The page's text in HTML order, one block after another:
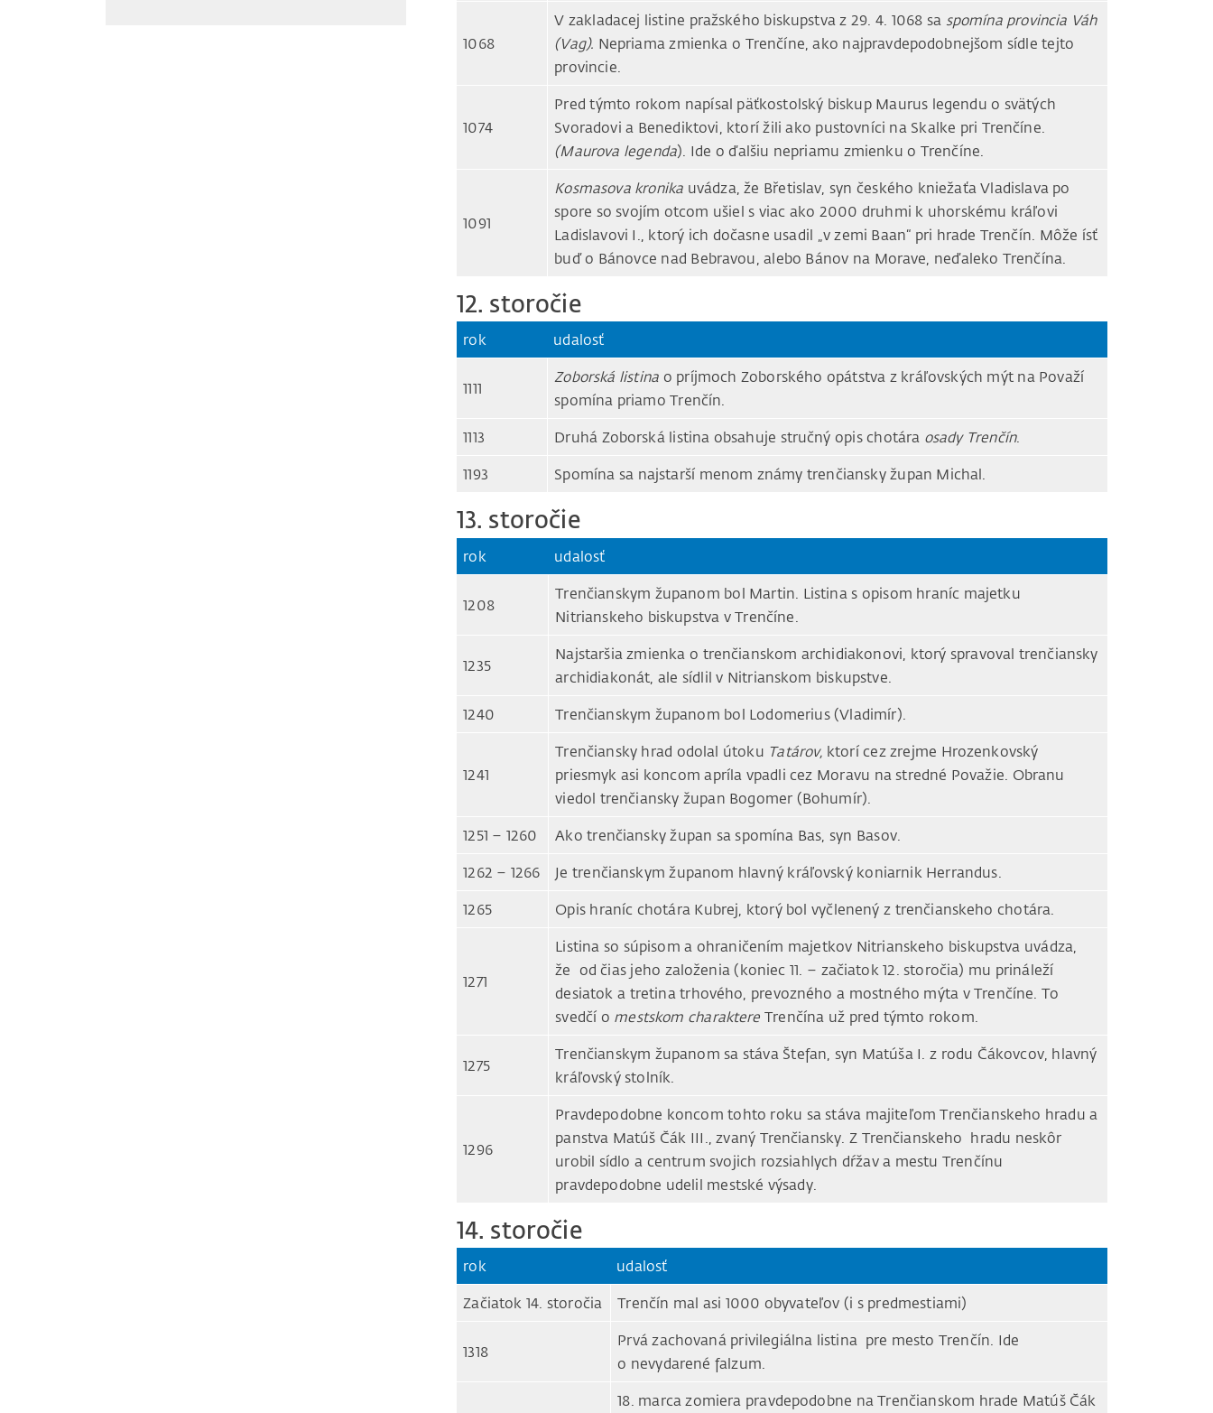
1068
V zakladacej listine pražského biskupstva z 29. 4. 1068 sa spomína provincia Váh
(Vag). Nepriama zmienka o Trenčíne, ako najpravdepodobnejšom sídle tejto
provincie.
1074
Pred týmto rokom napísal päťkostolský biskup Maurus legendu o svätých
Svoradovi a Benediktovi, ktorí žili ako pustovníci na Skalke pri Trenčíne.
(Maurova legenda). Ide o ďalšiu nepriamu zmienku o Trenčíne.
1091
Kosmasova kronika uvádza, že Břetislav, syn českého kniežaťa Vladislava po
spore so svojím otcom ušiel s viac ako 2000 druhmi k uhorskému kráľovi
Ladislavovi I., ktorý ich dočasne usadil „v zemi Baan“ pri hrade Trenčín. Môže ísť
buď o Bánovce nad Bebravou, alebo Bánov na Morave, neďaleko Trenčína.
12. storočie
rok udalosť
1111
Zoborská listina o príjmoch Zoborského opátstva z kráľovských mýt na Považí
spomína priamo Trenčín.
1113 Druhá Zoborská listina obsahuje stručný opis chotára osady Trenčín.
1193 Spomína sa najstarší menom známy trenčiansky župan Michal.
13. storočie
rok udalosť
1208
Trenčianskym županom bol Martin. Listina s opisom hraníc majetku
Nitrianskeho biskupstva v Trenčíne.
1235
Najstaršia zmienka o trenčianskom archidiakonovi, ktorý spravoval trenčiansky
archidiakonát, ale sídlil v Nitrianskom biskupstve.
1240 Trenčianskym županom bol Lodomerius (Vladimír).
1241
Trenčiansky hrad odolal útoku Tatárov, ktorí cez zrejme Hrozenkovský
priesmyk asi koncom apríla vpadli cez Moravu na stredné Považie. Obranu
viedol trenčiansky župan Bogomer (Bohumír).
1251 – 1260 Ako trenčiansky župan sa spomína Bas, syn Basov.
1262 – 1266 Je trenčianskym županom hlavný kráľovský koniarnik Herrandus.
1265 Opis hraníc chotára Kubrej, ktorý bol vyčlenený z trenčianskeho chotára.
1271
Listina so súpisom a ohraničením majetkov Nitrianskeho biskupstva uvádza,
že od čias jeho založenia (koniec 11. – začiatok 12. storočia) mu prináleží
desiatok a tretina trhového, prevozného a mostného mýta v Trenčíne. To
svedčí o mestskom charaktere Trenčína už pred týmto rokom.
1275
Trenčianskym županom sa stáva Štefan, syn Matúša I. z rodu Čákovcov, hlavný
kráľovský stolník.
1296
Pravdepodobne koncom tohto roku sa stáva majiteľom Trenčianskeho hradu a
panstva Matúš Čák III., zvaný Trenčiansky. Z Trenčianskeho hradu neskôr
urobil sídlo a centrum svojich rozsiahlych dŕžav a mestu Trenčínu
pravdepodobne udelil mestské výsady.
14. storočie
rok udalosť
Začiatok 14. storočia Trenčín mal asi 1000 obyvateľov (i s predmestiami)
1318
Prvá zachovaná privilegiálna listina pre mesto Trenčín. Ide
o nevydarené falzum.
18. marca zomiera pravdepodobne na Trenčianskom hrade Matúš Čák